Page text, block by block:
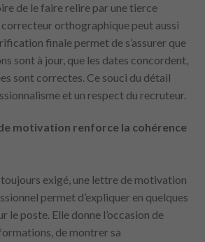
de le faire relire par une tierce
orthographique peut aussi
finale permet de s’assurer que
sont à jour, que les dates concordent,
sont correctes. Ce souci du détail
et un respect du recruteur.
motivation renforce la cohérence
toujours exigé, une lettre de motivation
permet d’expliquer en quelques
le poste. Elle donne l’occasion de
de montrer sa